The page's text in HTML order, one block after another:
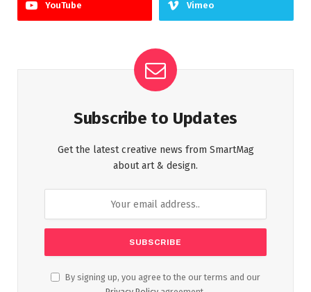
YouTube Vimeo
Subscribe to Updates
Get the latest creative news from SmartMag
about art & design.
By signing up, you agree to the our terms and our